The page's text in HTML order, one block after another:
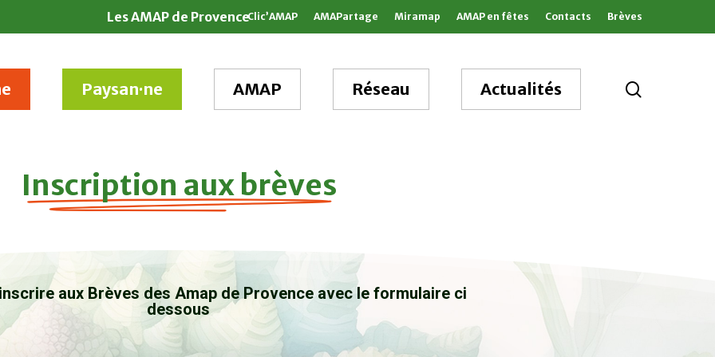
Les AMAP de ProvenceClic’AMAP AMAPartage Miramap AMAP en fêtes Contacts Brèves
Paysan·ne AMAP Réseau Actualités
Inscription aux brèves
aux Brèves des Amap de Provence avec le formulaire ci
dessous